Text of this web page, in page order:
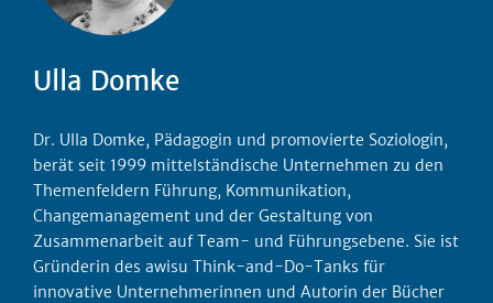
Ulla Domke
Dr. Ulla Domke, Pädagogin und promovierte Soziologin,
berät seit 1999 mittelständische Unternehmen zu den
Themenfeldern Führung, Kommunikation,
Changemanagement und der Gestaltung von
Zusammenarbeit auf Team- und Führungsebene. Sie ist
Gründerin des awisu Think-and-Do-Tanks für
innovative Unternehmerinnen und Autorin der Bücher